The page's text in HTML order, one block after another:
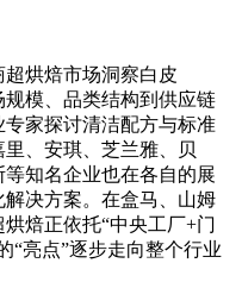
超烘焙市场洞察白皮
模、品类结构到供应链
家探讨清洁配方与标准
、安琪、芝兰雅、贝
知名企业也在各自的展
决方案。在盒马、山姆
焙正依托“中央工厂+门
“亮点”逐步走向整个行业